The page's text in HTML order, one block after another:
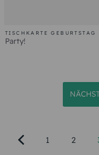
TISCHKARTE GEBURTSTAG
Party!
1 2